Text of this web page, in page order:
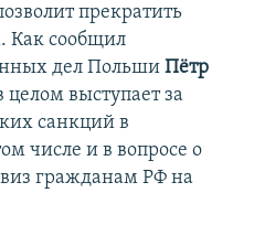
прекратить
Как сообщил
дел Польши Пётр
выступает за
санкций в
числе и в вопросе о
гражданам РФ на